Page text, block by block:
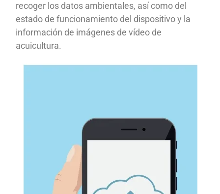
recoger los datos ambientales, así como del
estado de funcionamiento del dispositivo y la
información de imágenes de vídeo de
acuicultura.